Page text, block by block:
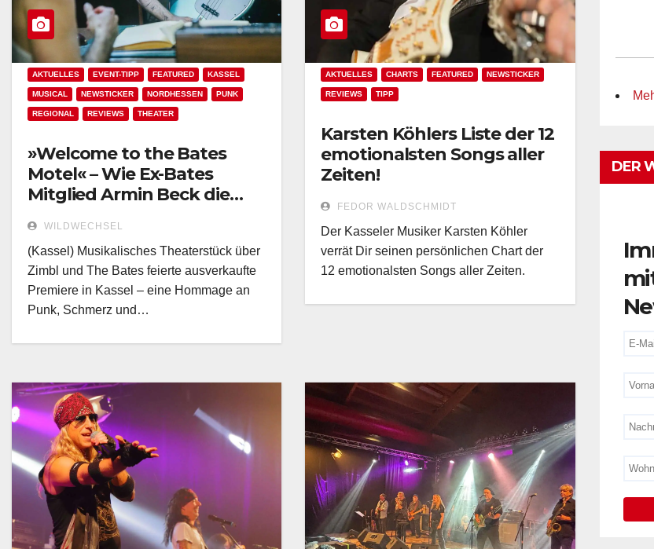
AKTUELLES EVENT-TIPP FEATURED KASSEL
MUSICAL NEWSTICKER NORDHESSEN PUNK
REGIONAL REVIEWS THEATER
»Welcome to the Bates
Motel« – Wie Ex-Bates
Mitglied Armin Beck die
WILDWECHSEL
(Kassel) Musikalisches Theaterstück über
Zimbl und The Bates feierte ausverkaufte
Premiere in Kassel – eine Hommage an
Punk, Schmerz und…
AKTUELLES CHARTS FEATURED NEWSTICKER
REVIEWS TIPP
Karsten Köhlers Liste der 12
emotionalsten Songs aller
Zeiten!
FEDOR WALDSCHMIDT
Der Kasseler Musiker Karsten Köhler
verrät Dir seinen persönlichen Chart der
12 emotionalsten Songs aller Zeiten.
DER